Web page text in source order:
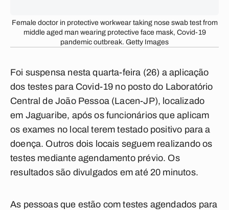
Female doctor in protective workwear taking nose swab test from
middle aged man wearing protective face mask, Covid-19
pandemic outbreak. Getty Images
Foi suspensa nesta quarta-feira (26) a aplicação
dos testes para Covid-19 no posto do Laboratório
Central de João Pessoa (Lacen-JP), localizado
em Jaguaribe, após os funcionários que aplicam
os exames no local terem testado positivo para a
doença. Outros dois locais seguem realizando os
testes mediante agendamento prévio. Os
resultados são divulgados em até 20 minutos.
As pessoas que estão com testes agendados para